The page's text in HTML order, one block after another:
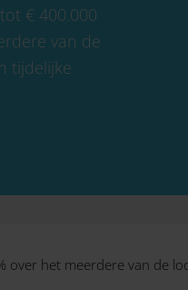
€ 400.000
van de
tijdelijke
over het meerdere van de